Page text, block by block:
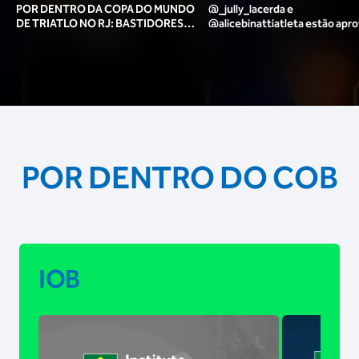
POR DENTRO DA COPA DO MUNDO
DE TRIATLO NO RJ: BASTIDORES,
@_jully_lacerda​ e
@alicebinattiatleta​ estão
POR DENTRO DO COB
IOB